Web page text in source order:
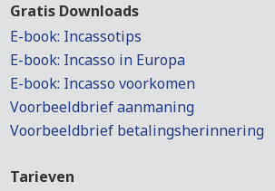
Gratis Downloads
E-book: Incassotips
E-book: Incasso in Europa
E-book: Incasso voorkomen
Voorbeeldbrief aanmaning
Voorbeeldbrief betalingsherinnering
Tarieven